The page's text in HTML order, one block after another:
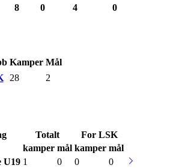
8 0 4 0
Kamper Mål
28 2
Totalt
For LSK
kamper mål kamper mål
U19 1 0 0
0